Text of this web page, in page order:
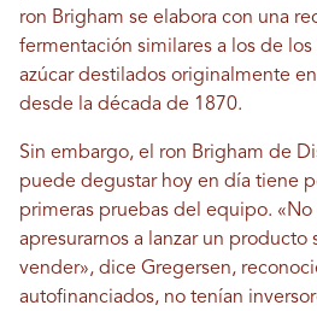
ron Brigham se elabora con una
fermentación similares a los de
azúcar destilados originalmente
desde la década de 1870.
Sin embargo, el ron Brigham de
puede degustar hoy en día tiene
primeras pruebas del equipo. «No
apresurarnos a lanzar un
vender», dice Gregersen,
autofinanciados, no tenían